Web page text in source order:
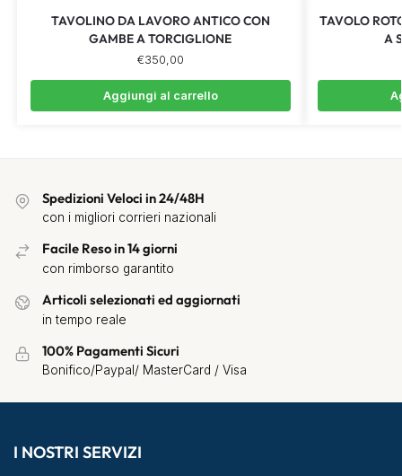
TAVOLINO DA LAVORO ANTICO CON
GAMBE A TORCIGLIONE
€350,00
Aggiungi al carrello
TAVOLO
A
Spedizioni Veloci in 24/48H
con i migliori corrieri nazionali
Facile Reso in 14 giorni
con rimborso garantito
Articoli selezionati ed aggiornati
in tempo reale
100% Pagamenti Sicuri
Bonifico/Paypal/ MasterCard / Visa
I NOSTRI SERVIZI